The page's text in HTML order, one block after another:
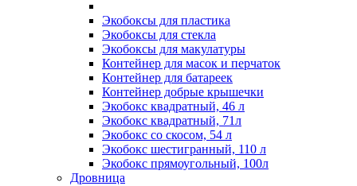
Экобоксы для пластика
Экобоксы для стекла
Экобоксы для макулатуры
Контейнер для масок и перчаток
Контейнер для батареек
Контейнер добрые крышечки
Экобокс квадратный, 46 л
Экобокс квадратный, 71л
Экобокс со скосом, 54 л
Экобокс шестигранный, 110 л
Экобокс прямоугольный, 100л
Дровница